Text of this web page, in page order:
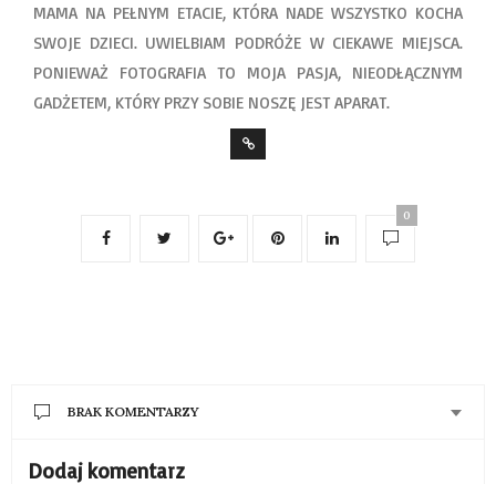
MAMA NA PEŁNYM ETACIE, KTÓRA NADE WSZYSTKO KOCHA
SWOJE DZIECI. UWIELBIAM PODRÓŻE W CIEKAWE MIEJSCA.
PONIEWAŻ FOTOGRAFIA TO MOJA PASJA, NIEODŁĄCZNYM
GADŻETEM, KTÓRY PRZY SOBIE NOSZĘ JEST APARAT.
0
BRAK KOMENTARZY
Dodaj komentarz